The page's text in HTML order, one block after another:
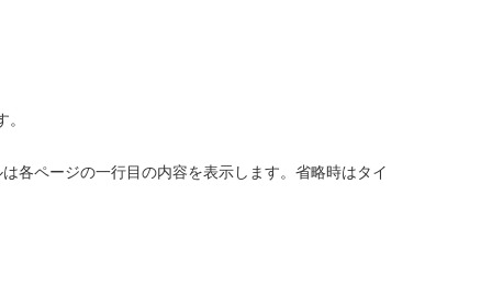
各ページの一行目の内容を表示します。省略時はタイ